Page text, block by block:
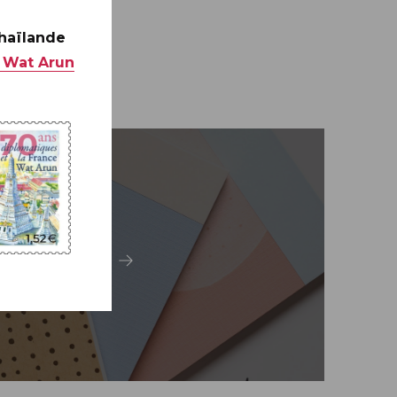
Carterie
Arun